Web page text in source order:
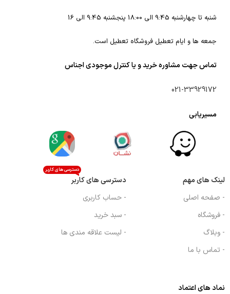
شنبه تا چهارشنبه 9:45 الی 18:00 پنجشنبه 9:45 الی 16
جمعه ها و ایام تعطیل فروشگاه تعطیل است.
تماس جهت مشاوره خرید و یا کنترل موجودی اجناس
021-33929172
مسیریابی
لینک های مهم
- صفحه اصلی
- فروشگاه
- وبلاگ
- تماس با ما
دسترسی های کاربر
دسترسی های کاربر
- حساب کاربری
- سبد خرید
- لیست علاقه مندی ها
نماد های اعتماد